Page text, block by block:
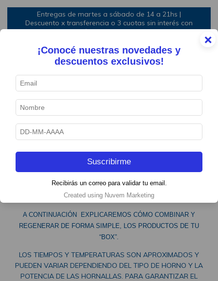
Entregas de martes a sábado de 14 a 21hs |
Descuento x transferencia o 3 cuotas sin interés con
mínimo de compra
Cómo regenerar tu
BOX
¡HOLA!
A CONTINUACIÓN EXPLICAREMOS CÓMO COMBINAR Y
REGENERAR DE FORMA SIMPLE, LOS PRODUCTOS DE TU
“BOX”.
LOS TIEMPOS Y TEMPERATURAS SON APROXIMADOS Y
PUEDEN VARIAR DEPENDIENDO DEL TIPO DE HORNO Y LA
POTENCIA DE LAS HORNALLAS. PARA GARANTIZAR EL
×
¡Conocé nuestras novedades y
descuentos exclusivos!
Suscribirme
Recibirás un correo para validar tu email.
Created using Nuvem Marketing